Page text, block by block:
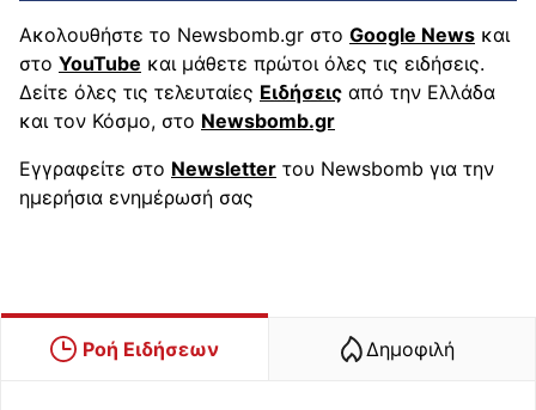
Ακολουθήστε το Newsbomb.gr στο Google News και
στο YouTube και μάθετε πρώτοι όλες τις ειδήσεις.
Δείτε όλες τις τελευταίες Ειδήσεις από την Ελλάδα
και τον Κόσμο, στο Newsbomb.gr
Εγγραφείτε στο Newsletter του Newsbomb για την
ημερήσια ενημέρωσή σας
Ροή Ειδήσεων Δημοφιλή